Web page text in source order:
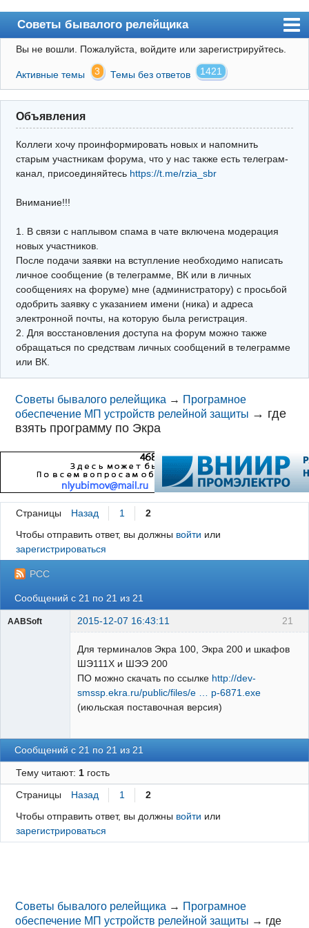
Советы бывалого релейщика
Форум
Правила
Поиск
Регистрация
Архив
Почта
Поиск релейщика
Видео РЗиА
Фотохостинг
Телеграм
Вы не вошли. Пожалуйста, войдите или зарегистрируйтесь.
Активные темы 3 Темы без ответов 1421
Объявления
Коллеги хочу проинформировать новых и напомнить
старым участникам форума, что у нас также есть телеграм-
канал, присоединяйтесь https://t.me/rzia_sbr
Внимание!!!
1. В связи с наплывом спама в чате включена модерация
новых участников.
После подачи заявки на вступление необходимо написать
личное сообщение (в телеграмме, ВК или в личных
сообщениях на форуме) мне (администратору) с просьбой
одобрить заявку с указанием имени (ника) и адреса
электронной почты, на которую была регистрация.
2. Для восстановления доступа на форум можно также
обращаться по средствам личных сообщений в телеграмме
или ВК.
Советы бывалого релейщика → Програмное
обеспечение МП устройств релейной защиты → где
взять программу по Экра
Страницы Назад 1
2
Чтобы отправить ответ, вы должны войти или
зарегистрироваться
РСС
Сообщений с 21 по 21 из 21
21
AABSoft 2015-12-07 16:43:11
Для терминалов Экра 100, Экра 200 и шкафов
ШЭ111Х и ШЭЭ 200
ПО можно скачать по ссылке http://dev-
smssp.ekra.ru/public/files/e … p-6871.exe
(июльская поставочная версия)
Сообщений с 21 по 21 из 21
Тему читают: 1гость
Страницы Назад 1
2
Чтобы отправить ответ, вы должны войти или
зарегистрироваться
Советы бывалого релейщика → Програмное
обеспечение МП устройств релейной защиты → где